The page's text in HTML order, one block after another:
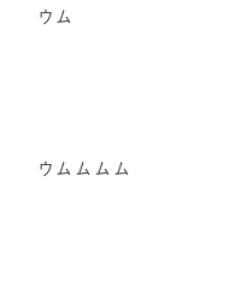
ウム
ウムムムム